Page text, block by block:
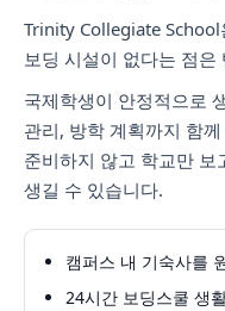
Trinity Collegiate
보딩 시설이 없다는 점은
국제학생이 안정적으로
관리, 방학 계획까지 함
준비하지 않고 학교만 보
생길 수 있습니다.
캠퍼스 내 기숙사를
24시간 보딩스쿨 생